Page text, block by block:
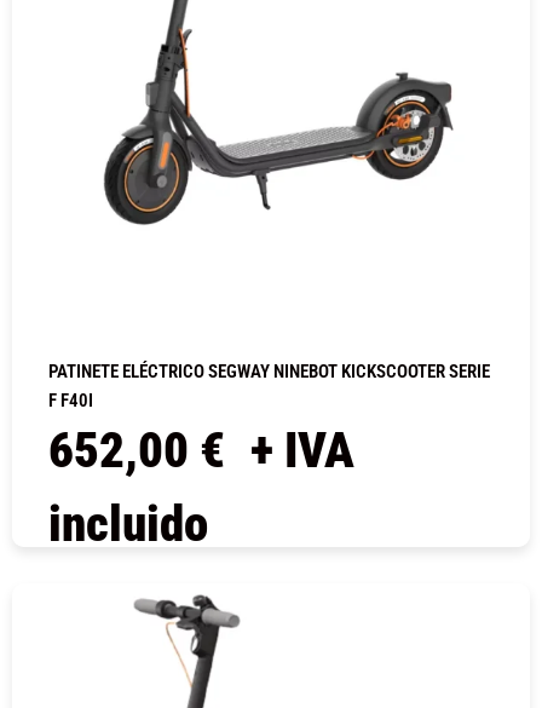
PATINETE ELÉCTRICO SEGWAY NINEBOT KICKSCOOTER SERIE
F F40I
652,00 € + IVA
incluido